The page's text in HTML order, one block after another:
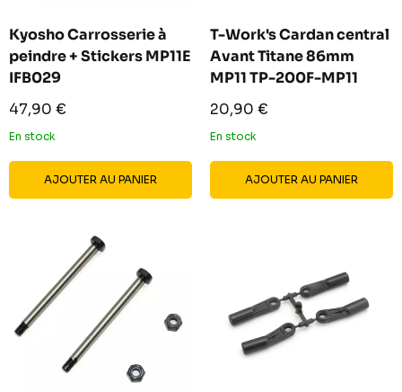
Kyosho Carrosserie à
peindre + Stickers MP11E
IFB029
Prix
réduit
47,90 €
En stock
AJOUTER AU PANIER
T-Work's Cardan central
Avant Titane 86mm
MP11 TP-200F-MP11
Prix
réduit
20,90 €
En stock
AJOUTER AU PANIER